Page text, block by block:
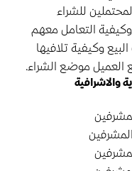
للشراء
التعامل معهم
وكيفية تلافيها
العميل موضع الشراء.
والاشرافية